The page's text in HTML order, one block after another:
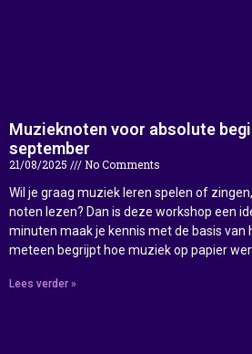
Muzieknoten voor absolute
september
21/08/2025
No Comments
Wil je graag muziek leren spelen of
noten lezen? Dan is deze workshop een
minuten maak je kennis met de basis
meteen begrijpt hoe muziek op papier
Lees verder »